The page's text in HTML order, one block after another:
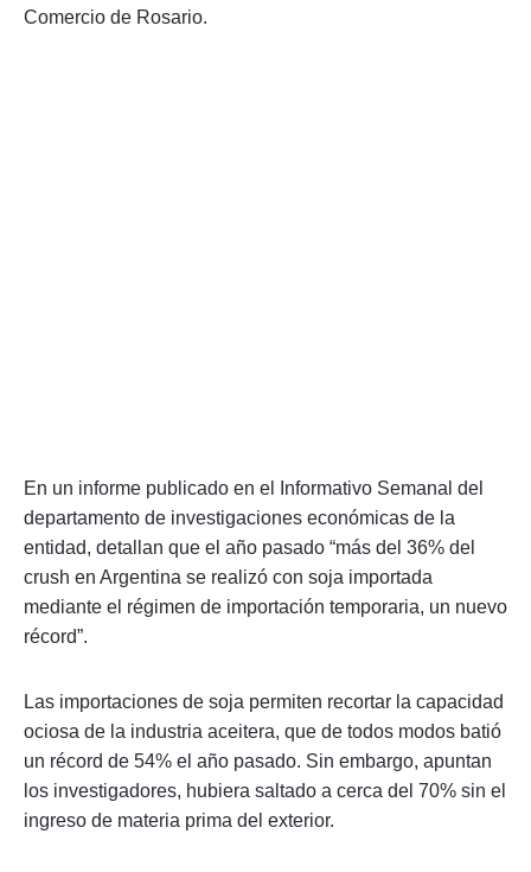
Comercio de Rosario.
En un informe publicado en el Informativo Semanal del
departamento de investigaciones económicas de la
entidad, detallan que el año pasado “más del 36% del
crush en Argentina se realizó con soja importada
mediante el régimen de importación temporaria, un nuevo
récord”.
Las importaciones de soja permiten recortar la capacidad
ociosa de la industria aceitera, que de todos modos batió
un récord de 54% el año pasado. Sin embargo, apuntan
los investigadores, hubiera saltado a cerca del 70% sin el
ingreso de materia prima del exterior.